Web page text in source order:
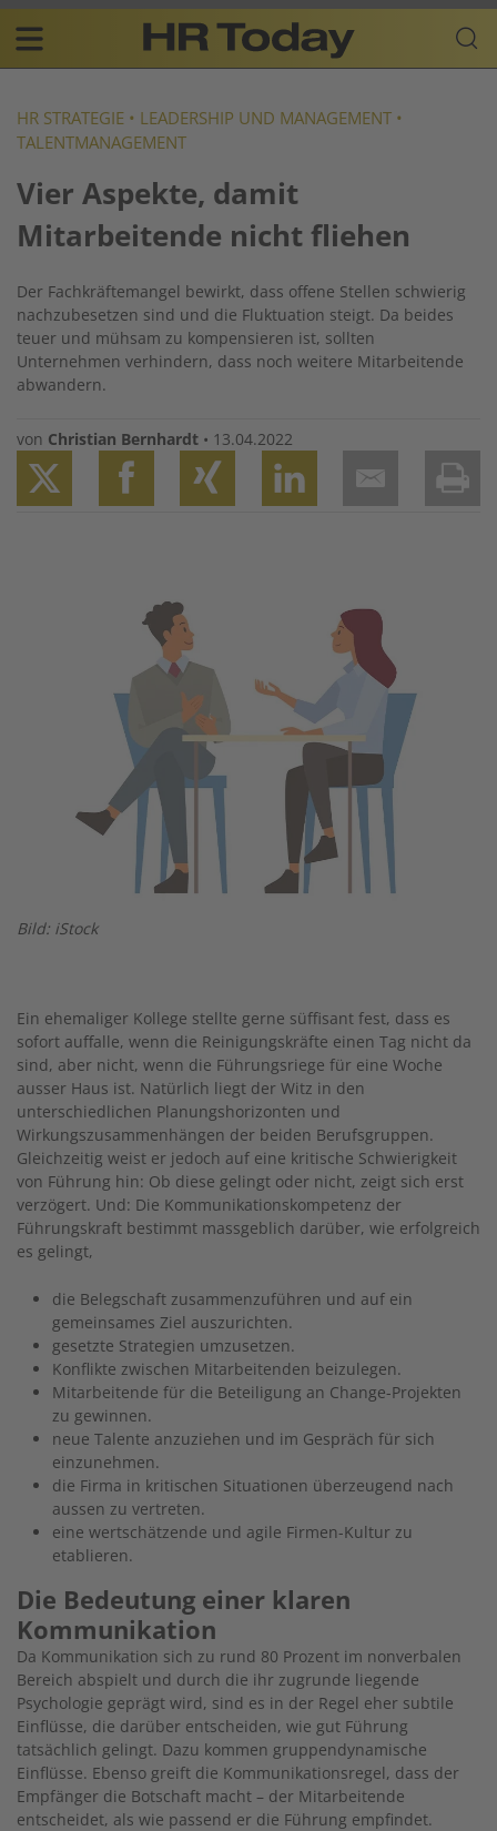
Skip
content
Plattform
für
Resources
navigation
DE
HR STRATEGIE • LEADERSHIP UND MANAGEMENT •
TALENTMANAGEMENT
Vier Aspekte, damit
Mitarbeitende nicht fliehen
Der Fachkräftemangel bewirkt, dass offene Stellen schwierig
nachzubesetzen sind und die Fluktuation steigt. Da beides
teuer und mühsam zu kompensieren ist, sollten
Unternehmen verhindern, dass noch weitere Mitarbeitende
abwandern.
von Christian Bernhardt • 13.04.2022
Bild: iStock
Ein ehemaliger Kollege stellte gerne süffisant fest, dass es
sofort auffalle, wenn die Reinigungskräfte einen Tag nicht da
sind, aber nicht, wenn die Führungsriege für eine Woche
ausser Haus ist. Natürlich liegt der Witz in den
unterschiedlichen Planungshorizonten und
Wirkungszusammenhängen der beiden Berufsgruppen.
Gleichzeitig weist er jedoch auf eine kritische Schwierigkeit
von Führung hin: Ob diese gelingt oder nicht, zeigt sich erst
verzögert. Und: Die Kommunikationskompetenz der
Führungskraft bestimmt massgeblich darüber, wie erfolgreich
es gelingt,
die Belegschaft zusammenzuführen und auf ein
gemeinsames Ziel auszurichten.
gesetzte Strategien umzusetzen.
Konflikte zwischen Mitarbeitenden beizulegen.
Mitarbeitende für die Beteiligung an Change-Projekten
zu gewinnen.
neue Talente anzuziehen und im Gespräch für sich
einzunehmen.
die Firma in kritischen Situationen überzeugend nach
aussen zu vertreten.
eine wertschätzende und agile Firmen-Kultur zu
etablieren.
Die Bedeutung einer klaren
Kommunikation
Da Kommunikation sich zu rund 80 Prozent im nonverbalen
Bereich abspielt und durch die ihr zugrunde liegende
Psychologie geprägt wird, sind es in der Regel eher subtile
Einflüsse, die darüber entscheiden, wie gut Führung
tatsächlich gelingt. Dazu kommen gruppendynamische
Einflüsse. Ebenso greift die Kommunikationsregel, dass der
Empfänger die Botschaft macht – der Mitarbeitende
entscheidet, als wie passend er die Führung empfindet.